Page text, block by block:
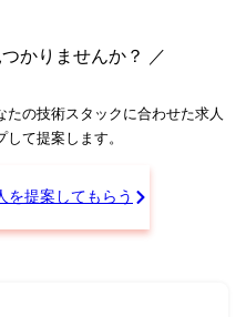
かりませんか？ ／
たの技術スタックに合わせた求人
て提案します。
を提案してもらう